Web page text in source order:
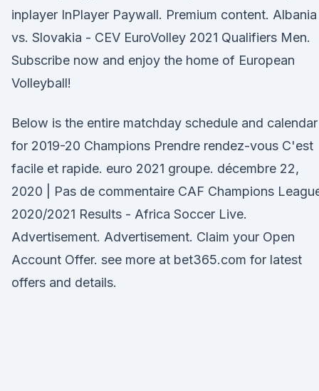
inplayer InPlayer Paywall. Premium content. Albania
vs. Slovakia - CEV EuroVolley 2021 Qualifiers Men.
Subscribe now and enjoy the home of European
Volleyball!
Below is the entire matchday schedule and calendar
for 2019-20 Champions Prendre rendez-vous C'est
facile et rapide. euro 2021 groupe. décembre 22,
2020 | Pas de commentaire CAF Champions
2020/2021 Results - Africa Soccer Live.
Advertisement. Advertisement. Claim your Open
Account Offer. see more at bet365.com for latest
offers and details.